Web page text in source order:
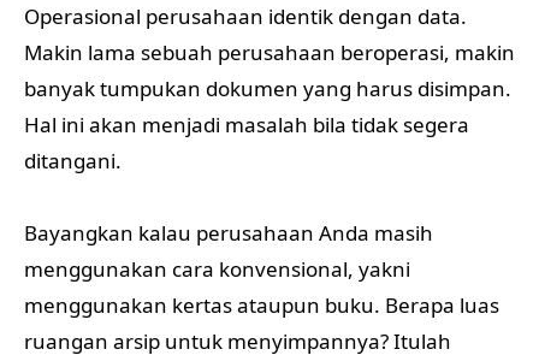
Operasional perusahaan identik dengan data.
Makin lama sebuah perusahaan beroperasi, makin
banyak tumpukan dokumen yang harus disimpan.
Hal ini akan menjadi masalah bila tidak segera
ditangani.
Bayangkan kalau perusahaan Anda masih
menggunakan cara konvensional, yakni
menggunakan kertas ataupun buku. Berapa luas
ruangan arsip untuk menyimpannya? Itulah